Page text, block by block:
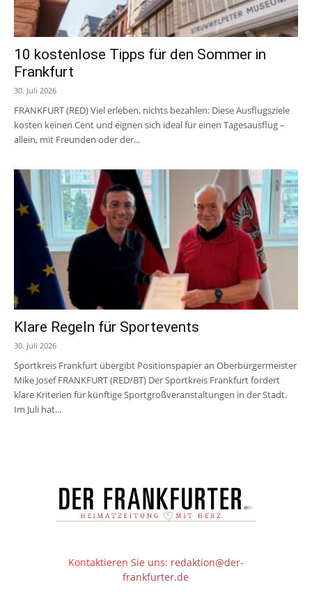
10 kostenlose Tipps für den Sommer in
Frankfurt
30. Juli 2026
FRANKFURT (RED) Viel erleben, nichts bezahlen: Diese Ausflugsziele
kosten keinen Cent und eignen sich ideal für einen Tagesausflug –
allein, mit Freunden oder der...
Klare Regeln für Sportevents
30. Juli 2026
Sportkreis Frankfurt übergibt Positionspapier an Oberbürgermeister
Mike Josef FRANKFURT (RED/BT) Der Sportkreis Frankfurt fordert
klare Kriterien für künftige Sportgroßveranstaltungen in der Stadt.
Im Juli hat...
Kontaktieren Sie uns: redaktion@der-
frankfurter.de